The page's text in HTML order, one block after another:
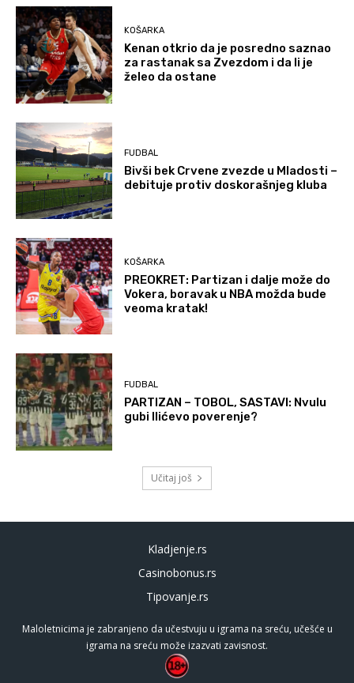
KOŠARKA
Kenan otkrio da je posredno saznao
za rastanak sa Zvezdom i da li je
želeo da ostane
FUDBAL
Bivši bek Crvene zvezde u Mladosti –
debituje protiv doskorašnjeg kluba
KOŠARKA
PREOKRET: Partizan i dalje može do
Vokera, boravak u NBA možda bude
veoma kratak!
FUDBAL
PARTIZAN – TOBOL, SASTAVI: Nvulu
gubi Ilićevo poverenje?
Učitaj još
Kladjenje.rs
Casinobonus.rs
Tipovanje.rs
Maloletnicima je zabranjeno da učestvuju u igrama na sreću, učešće u
igrama na sreću može izazvati zavisnost.